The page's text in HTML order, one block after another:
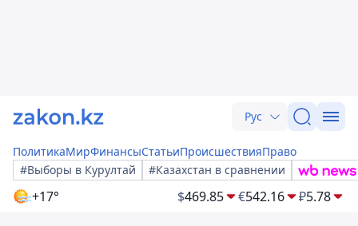
Рус
ПолитикаМирФинансыСтатьиПроисшествияПраво
#Выборы в Курултай
#Казахстан в сравнении
+17° $469.85 €542.16 ₽5.78